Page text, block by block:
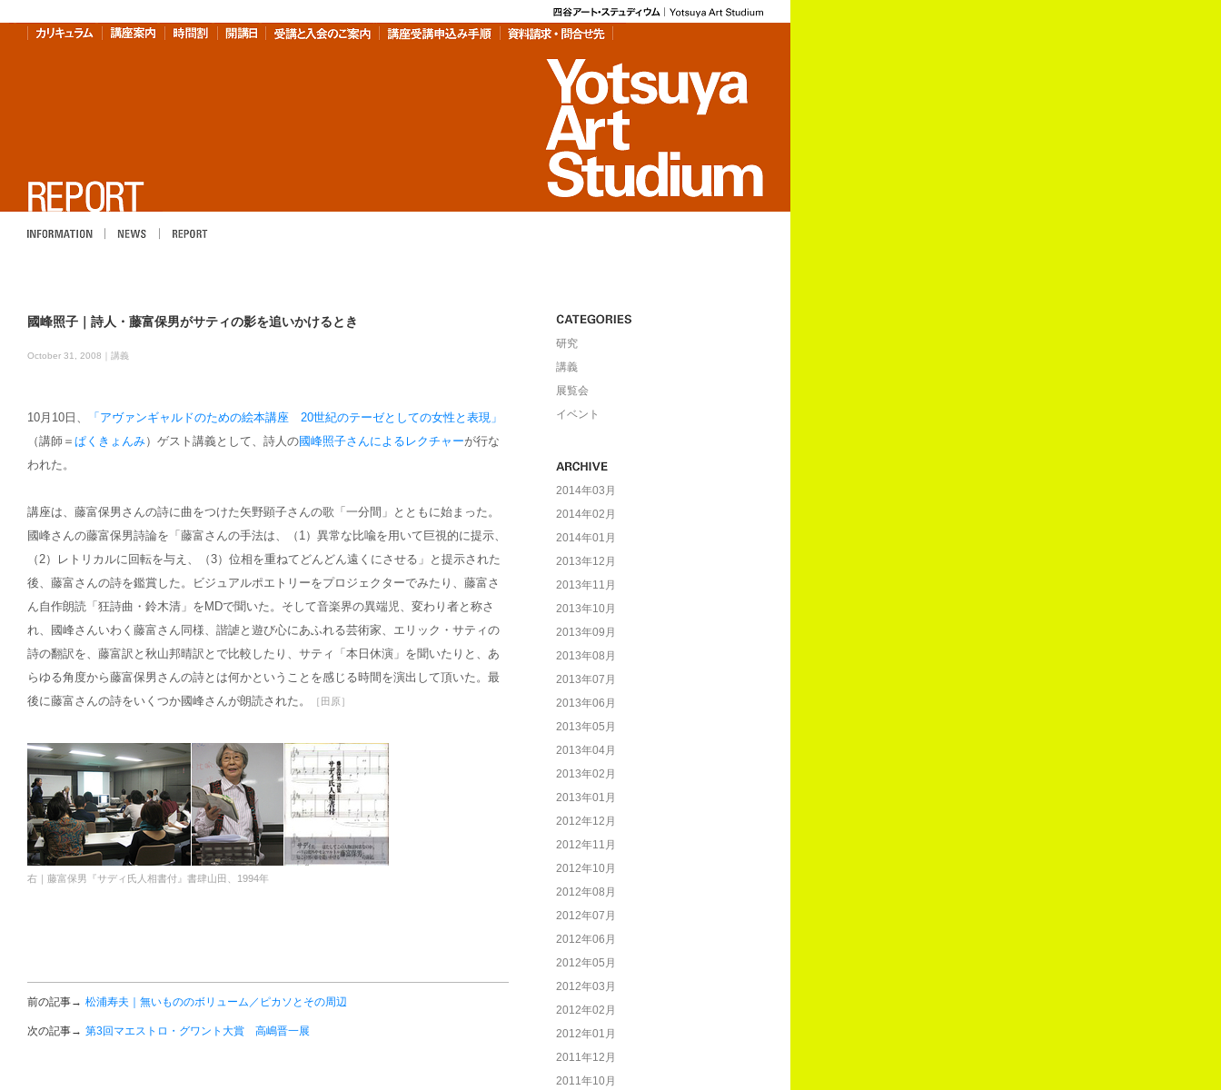
國峰照子｜詩人・藤富保男がサティの影を追いかけるとき
October 31, 2008｜ 講義
10月10日、
「アヴァンギャルドのための絵本講座 20世紀のテーゼとしての女性と表現」
（講師＝ ぱくきょんみ）ゲスト講義として、詩人の國峰照子さんによるレクチャーが行な
われた。
講座は、藤富保男さんの詩に曲をつけた矢野顕子さんの歌「一分間」とともに始まった。
國峰さんの藤富保男詩論を「藤富さんの手法は、（1）異常な比喩を用いて巨視的に提示、
（2）レトリカルに回転を与え、（3）位相を重ねてどんどん遠くにさせる」と提示された
後、藤富さんの詩を鑑賞した。ビジュアルポエトリーをプロジェクターでみたり、藤富さ
ん自作朗読「狂詩曲・鈴木清」をMDで聞いた。そして音楽界の異端児、変わり者と称さ
れ、國峰さんいわく藤富さん同様、諧謔と遊び心にあふれる芸術家、エリック・サティの
詩の翻訳を、藤富訳と秋山邦晴訳とで比較したり、サティ「本日休演」を聞いたりと、あ
らゆる角度から藤富保男さんの詩とは何かということを感じる時間を演出して頂いた。最
後に藤富さんの詩をいくつか國峰さんが朗読された。
［田原］
右｜藤富保男『サディ氏人相書付』書肆山田、1994年
前の記事→ 松浦寿夫｜無いもののボリューム／ピカソとその周辺
次の記事→ 第3回マエストロ・グワント大賞 高嶋晋一展
研究
講義
展覧会
イベント
2014年03月
2014年02月
2014年01月
2013年12月
2013年11月
2013年10月
2013年09月
2013年08月
2013年07月
2013年06月
2013年05月
2013年04月
2013年02月
2013年01月
2012年12月
2012年11月
2012年10月
2012年08月
2012年07月
2012年06月
2012年05月
2012年03月
2012年02月
2012年01月
2011年12月
2011年10月